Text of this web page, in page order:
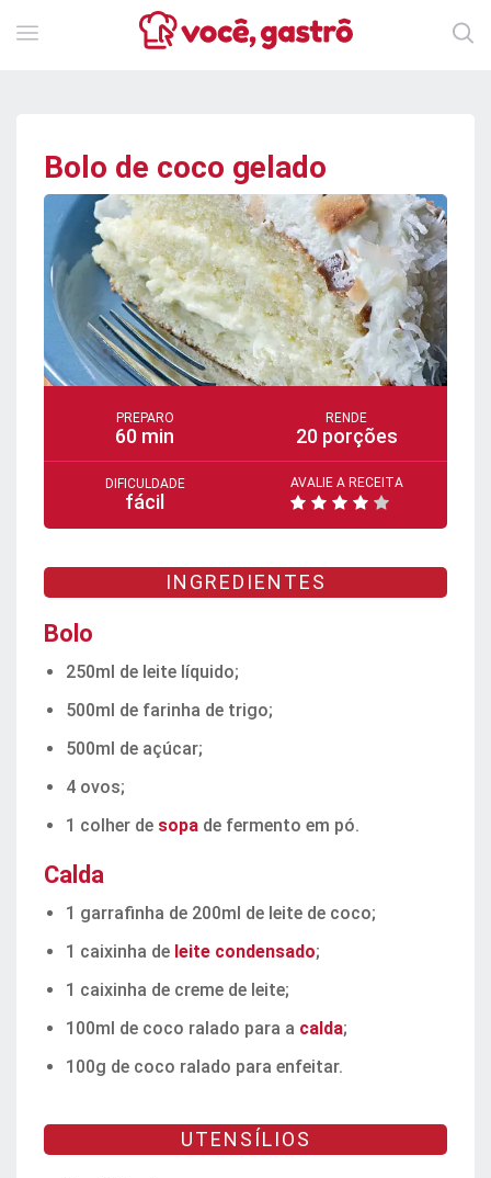
Bolo de coco gelado
PREPARO
60 min
RENDE
20 porções
DIFICULDADE
fácil
AVALIE A RECEITA
INGREDIENTES
Bolo
250ml de leite líquido;
500ml de farinha de trigo;
500ml de açúcar;
4 ovos;
1 colher de sopa de fermento em pó.
Calda
1 garrafinha de 200ml de leite de coco;
1 caixinha de leite condensado;
1 caixinha de creme de leite;
100ml de coco ralado para a calda;
100g de coco ralado para enfeitar.
UTENSÍLIOS